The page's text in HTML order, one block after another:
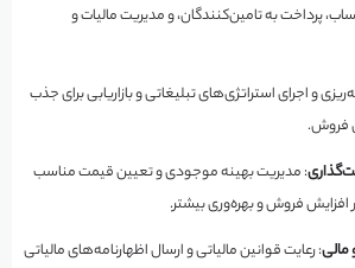
پرداخت به تامین‌کنندگان، و مدیریت مالیات و
و اجرای استراتژی‌های تبلیغاتی و بازاریابی برای جذب
فروش.
: مدیریت بهینه موجودی و تعیین قیمت مناسب
فروش و بهره‌وری بیشتر.
مالی: رعایت قوانین مالیاتی و ارسال اظهارنامه‌های مالیاتی